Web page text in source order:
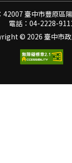
交流過
生不同
時，必
願、能
限，因
了學生
於「帶
變性，
「基本
此，差
不是求
就是把
明確訂
42007 臺中市豐原區
電話：04-2228-
© 2026 臺中市